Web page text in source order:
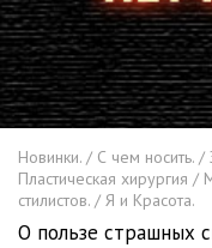
Новинки. / С чем носить.
Пластическая хирургия
стилистов. / Я и Красота.
О пользе страшных